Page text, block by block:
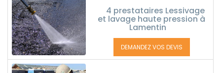
4 prestataires Lessivage
et lavage haute pression à
Lamentin
DEMANDEZ VOS DEVIS